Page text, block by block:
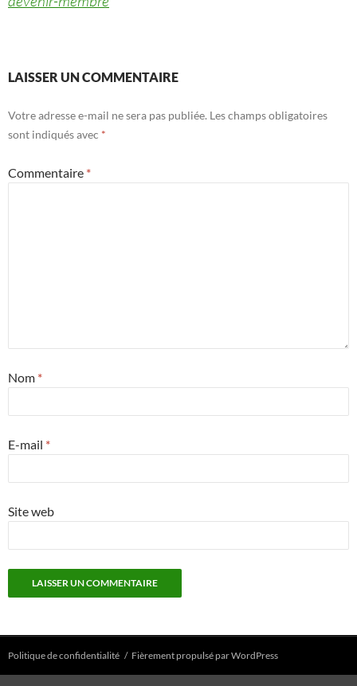
LAISSER UN COMMENTAIRE
Votre adresse e-mail ne sera pas publiée. Les champs obligatoires
sont indiqués avec *
Commentaire *
Nom *
E-mail *
Site web
Politique de confidentialité Fièrement propulsé par WordPress